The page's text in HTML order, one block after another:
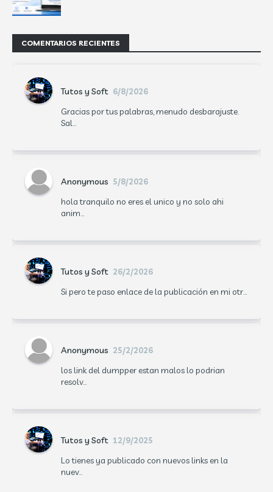
COMENTARIOS RECIENTES
Tutos y Soft 6/8/2026
Gracias por tus palabras, menudo desbarajuste.
Sal...
Anonymous 5/8/2026
hola tranquilo no eres el unico y no solo ahi
anim...
Tutos y Soft 26/2/2026
Si pero te paso enlace de la publicación en mi otr...
Anonymous 25/2/2026
los link del dumpper estan malos lo podrian
resolv...
Tutos y Soft 12/9/2025
Lo tienes ya publicado con nuevos links en la
nuev...